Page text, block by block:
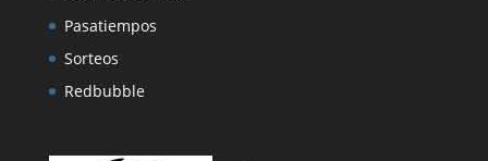
Pasatiempos
Sorteos
Redbubble